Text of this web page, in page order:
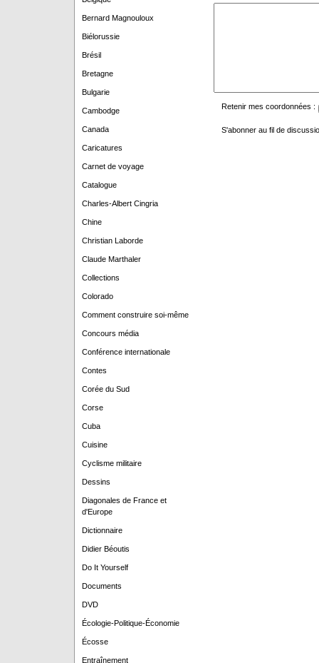
Bernard Magnouloux
Biélorussie
Brésil
Bretagne
Bulgarie
Cambodge
Canada
Caricatures
Carnet de voyage
Catalogue
Charles-Albert Cingria
Chine
Christian Laborde
Claude Marthaler
Collections
Colorado
Comment construire soi-même
Concours média
Conférence internationale
Contes
Corée du Sud
Corse
Cuba
Cuisine
Cyclisme militaire
Dessins
Diagonales de France et
d'Europe
Dictionnaire
Didier Béoutis
Do It Yourself
Documents
DVD
Écologie-Politique-Économie
Écosse
Entraînement
Retenir mes coordonnées :
S'abonner au fil de